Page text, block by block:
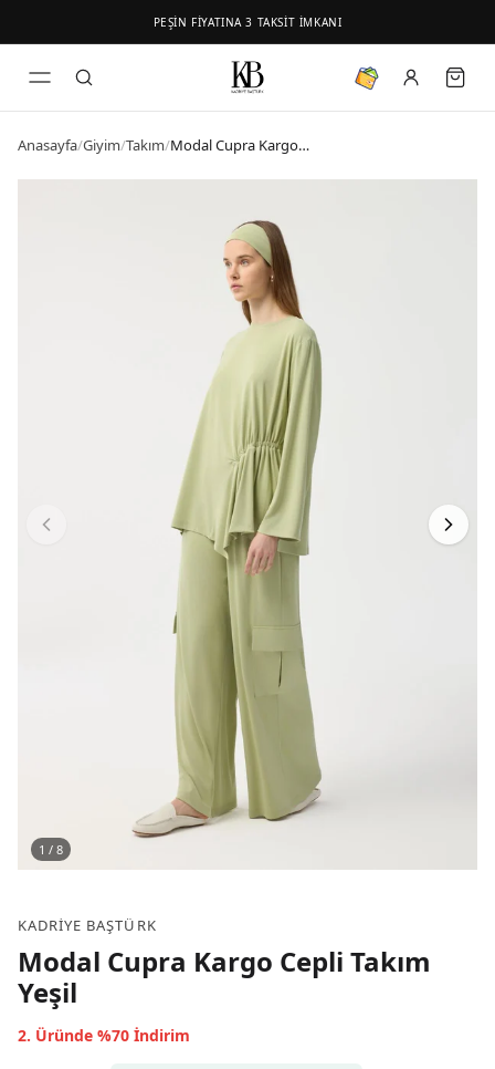
PEŞİN FİYATINA 3 TAKSİT İMKANI
Anasayfa/Giyim/Takım/ Modal Cupra Kargo Cepli Takım Yeşil
1 / 8
KADRIYE BAŞTÜRK
Modal Cupra Kargo Cepli Takım
Yeşil
2. Üründe %70 İndirim